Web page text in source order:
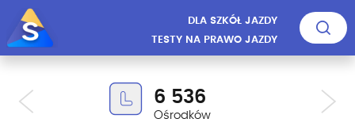
DLA SZKÓŁ JAZDY
TESTY NA PRAWO JAZDY
6 536
Ośrodków